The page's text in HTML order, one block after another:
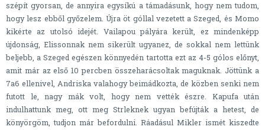
szépít gyorsan, de annyira egysíkú a támadásunk, hogy nem tudom,
hogy lesz ebből győzelem. Újra öt góllal vezetett a Szeged, és Momo
kikérte az utolsó idejét. Vailapou pályára került, ez mindenképp
újdonság, Elissonnak nem sikerült ugyanez, de sokkal nem lettünk
beljebb, a Szeged egészen könnyedén tartotta ezt az 4-5 gólos előnyt,
amit már az első 10 percben összeharácsoltak maguknak. Jöttünk a
7a6 ellenivel, Andriska valahogy beimádkozta, de közben senki nem
futott le, nagy mák volt, hogy nem vették észre. Kapufa után
indulhattunk meg, ott meg Strleknek ugyan befújták a hetest, de
könyörgöm, tudjon már befordulni. Ráadásul Mikler ismét kiszedte